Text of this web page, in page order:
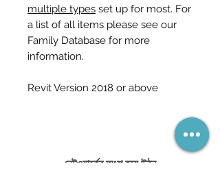
multiple types set up for most. For
a list of all items please see our
Family Database for more
information.
Revit Version 2018 or above
নেটওয়ার্কের অংশ হয়ে উঠুন